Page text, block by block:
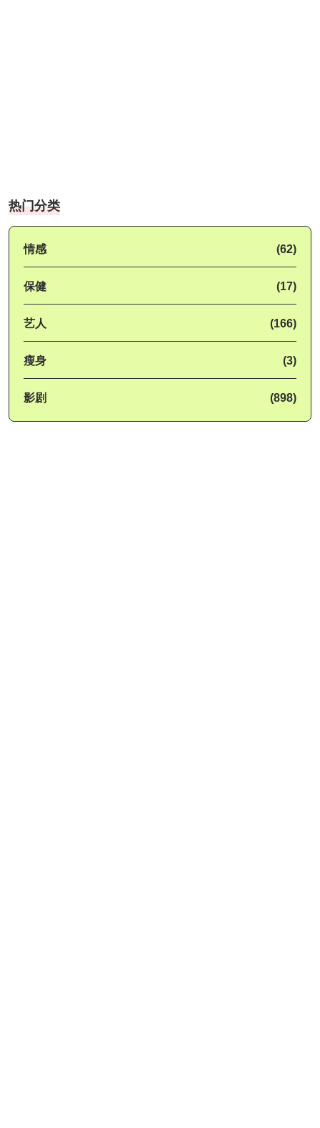
热门分类
情感 (62)
保健 (17)
艺人 (166)
瘦身 (3)
影剧 (898)